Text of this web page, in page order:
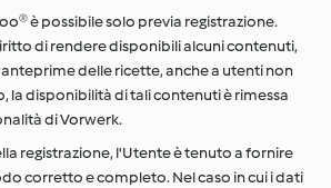
è possibile solo previa registrazione.
di rendere disponibili alcuni contenuti,
delle ricette, anche a utenti non
la disponibilità di tali contenuti è rimessa
di Vorwerk.
registrazione, l'Utente è tenuto a fornire
corretto e completo. Nel caso in cui i dati